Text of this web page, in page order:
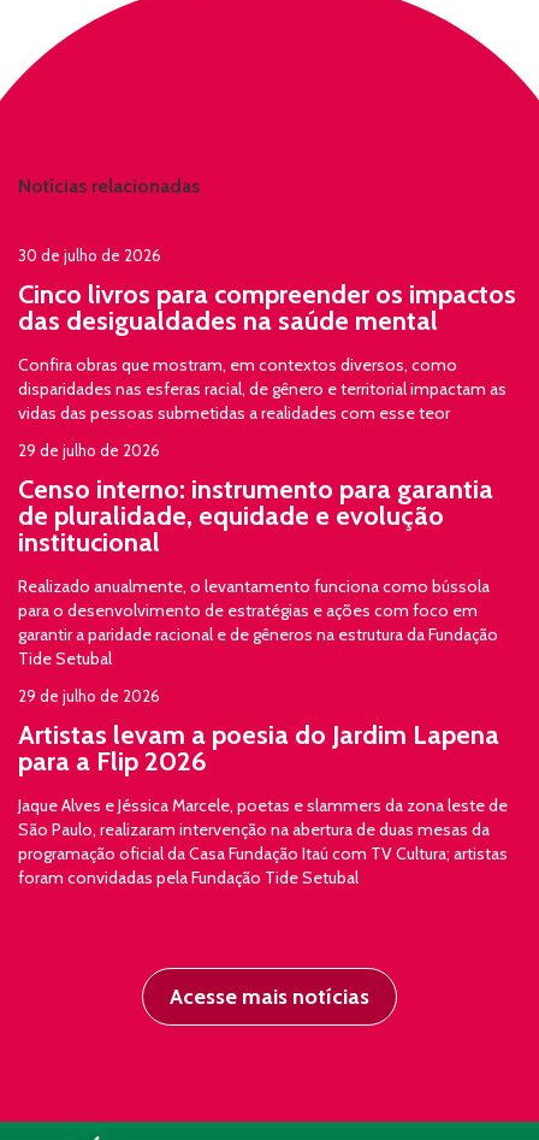
Notícias relacionadas
30 de julho de 2026
Cinco livros para compreender os impactos
das desigualdades na saúde mental
Confira obras que mostram, em contextos diversos, como
disparidades nas esferas racial, de gênero e territorial impactam as
vidas das pessoas submetidas a realidades com esse teor
29 de julho de 2026
Censo interno: instrumento para garantia
de pluralidade, equidade e evolução
institucional
Realizado anualmente, o levantamento funciona como bússola
para o desenvolvimento de estratégias e ações com foco em
garantir a paridade racional e de gêneros na estrutura da Fundação
Tide Setubal
29 de julho de 2026
Artistas levam a poesia do Jardim Lapena
para a Flip 2026
Jaque Alves e Jéssica Marcele, poetas e slammers da zona leste de
São Paulo, realizaram intervenção na abertura de duas mesas da
programação oficial da Casa Fundação Itaú com TV Cultura; artistas
foram convidadas pela Fundação Tide Setubal
Acesse mais notícias